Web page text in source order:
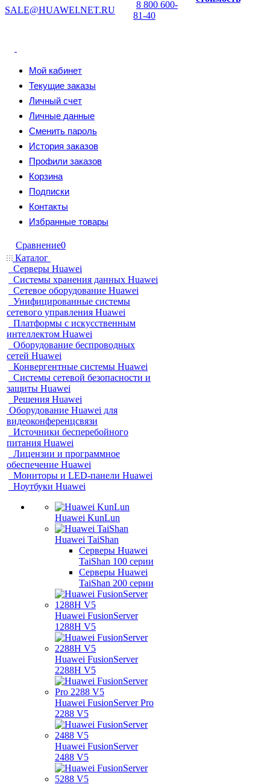
SALE@HUAWEI.NET.RU
8 800 600-
81-40
Мой кабинет
Текущие заказы
Личный счет
Личные данные
Сменить пароль
История заказов
Профили заказов
Корзина
Подписки
Контакты
Избранные товары
Сравнение0
Каталог
Серверы Huawei
Системы хранения данных Huawei
Сетевое оборудование Huawei
Унифицированные системы
сетевого управления Huawei
Платформы с искусственным
интеллектом Huawei
Оборудование беспроводных
сетей Huawei
Конвергентные системы Huawei
Системы сетевой безопасности и
защиты Huawei
Решения Huawei
Оборудование Huawei для
видеоконференцсвязи
Источники бесперебойного
питания Huawei
Лицензии и программное
обеспечение Huawei
Мониторы и LED-панели Huawei
Ноутбуки Huawei
Huawei KunLun
Huawei TaiShan
Серверы Huawei
TaiShan 100 серии
Серверы Huawei
TaiShan 200 серии
Huawei FusionServer
1288H V5
Huawei FusionServer
2288H V5
Huawei FusionServer Pro
2288 V5
Huawei FusionServer
2488 V5